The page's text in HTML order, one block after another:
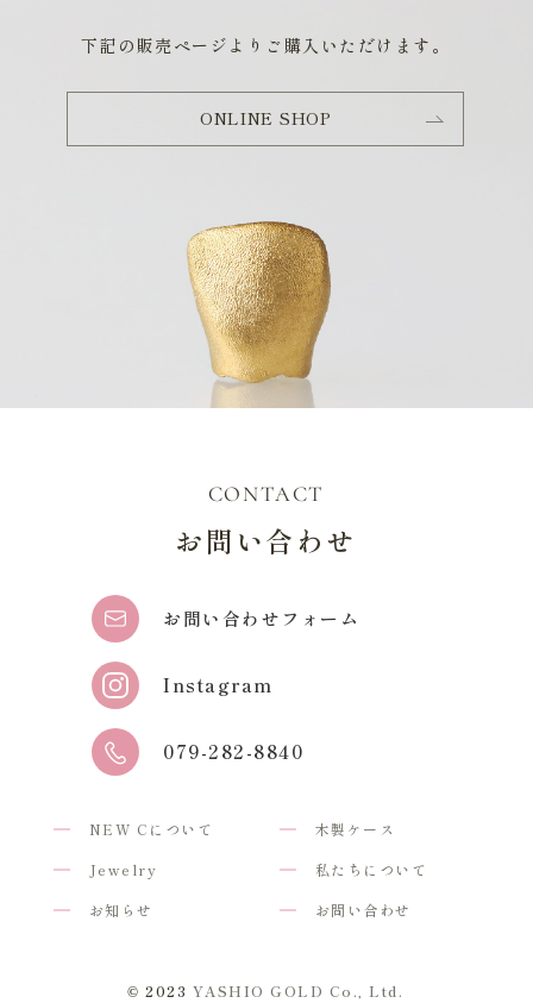
下記の販売ページよりご購入いただけます。
ONLINE SHOP
CONTACT
お問い合わせ
お問い合わせフォーム
Instagram
079-282-8840
NEW Cについて
木製ケース
Jewelry
私たちについて
お知らせ
お問い合わせ
© 2023 YASHIO GOLD Co., Ltd.